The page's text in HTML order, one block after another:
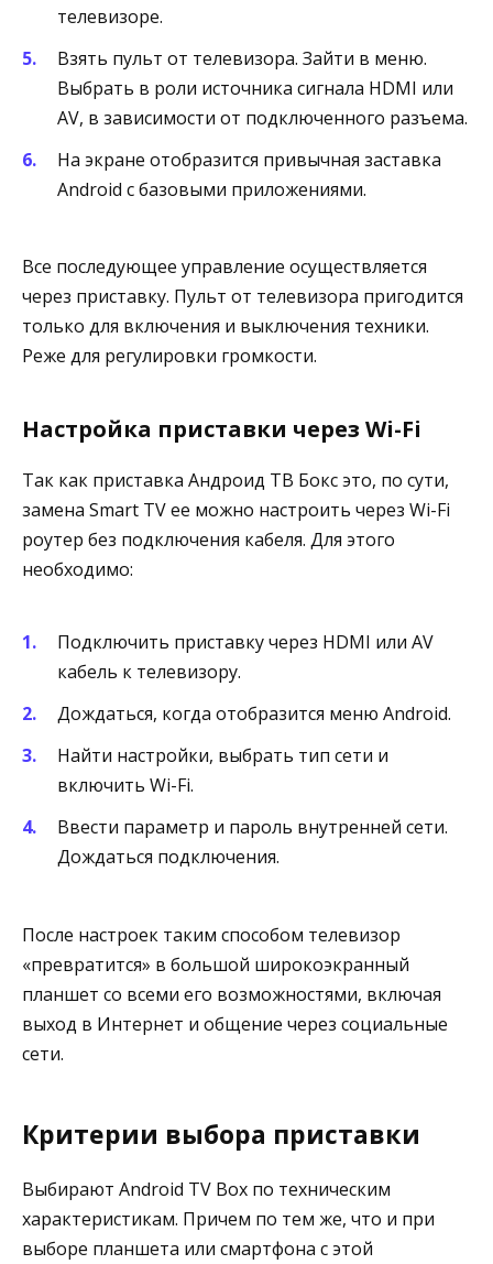
телевизоре.
Взять пульт от телевизора. Зайти в меню.
Выбрать в роли источника сигнала HDMI или
AV, в зависимости от подключенного разъема.
На экране отобразится привычная заставка
Android с базовыми приложениями.
Все последующее управление осуществляется
через приставку. Пульт от телевизора пригодится
только для включения и выключения техники.
Реже для регулировки громкости.
Настройка приставки через Wi-Fi
Так как приставка Андроид ТВ Бокс это, по сути,
замена Smart TV ее можно настроить через Wi-Fi
роутер без подключения кабеля. Для этого
необходимо:
Подключить приставку через HDMI или AV
кабель к телевизору.
Дождаться, когда отобразится меню Android.
Найти настройки, выбрать тип сети и
включить Wi-Fi.
Ввести параметр и пароль внутренней сети.
Дождаться подключения.
После настроек таким способом телевизор
«превратится» в большой широкоэкранный
планшет со всеми его возможностями, включая
выход в Интернет и общение через социальные
сети.
Критерии выбора приставки
Выбирают Android TV Box по техническим
характеристикам. Причем по тем же, что и при
выборе планшета или смартфона с этой